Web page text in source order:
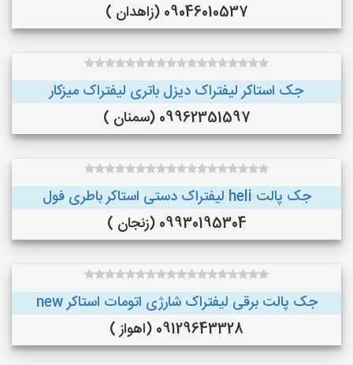
09046010537 (زاهدان )
جک استاکر لیفتراک دیزل باتری لیفتراک میزکار
09962351597 (سمنان )
جک پالت heli لیفتراک دستی استاکر باطری فول
09930195304 (زنجان )
جک پالت برقی لیفتراک شارژی اتومات استاکر new
09129643328 (اهواز )